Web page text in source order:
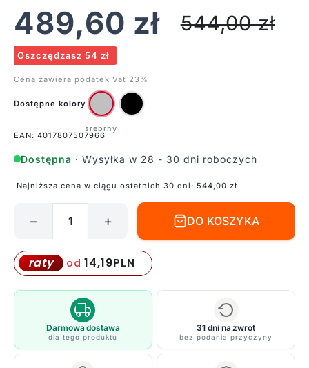
489,60 zł 544,00zł
Oszczędzasz 54 zł
Cena zawiera podatek Vat 23%
Dostępne kolory
EAN: 4017807507966
Dostępna · Wysyłka w 28 - 30 dni roboczych
Najniższa cena w ciągu ostatnich 30 dni: 544,00 zł
lampa
LED
Fabio
do
montażu
− + DO KOSZYKA
raty od 14,19PLN
Darmowa dostawa
dla tego produktu
31 dni na zwrot
bez podania przyczyny